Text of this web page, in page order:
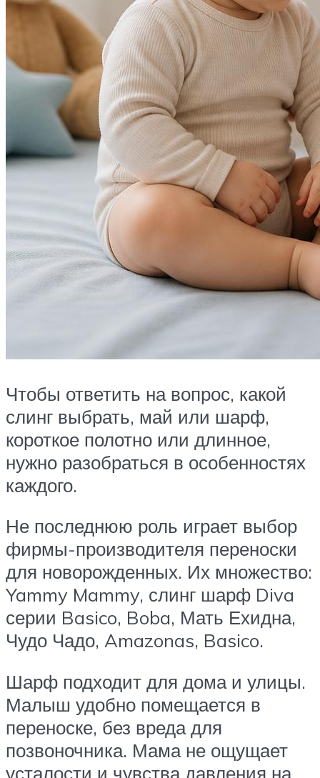
Чтобы ответить на вопрос, какой
слинг выбрать, май или шарф,
короткое полотно или длинное,
нужно разобраться в особенностях
каждого.
Не последнюю роль играет выбор
фирмы-производителя переноски
для новорожденных. Их множество:
Yammy Mammy, слинг шарф Diva
серии Basico, Boba, Мать Ехидна,
Чудо Чадо, Amazonas, Basico.
Шарф подходит для дома и улицы.
Малыш удобно помещается в
переноске, без вреда для
позвоночника. Мама не ощущает
усталости и чувства давления на